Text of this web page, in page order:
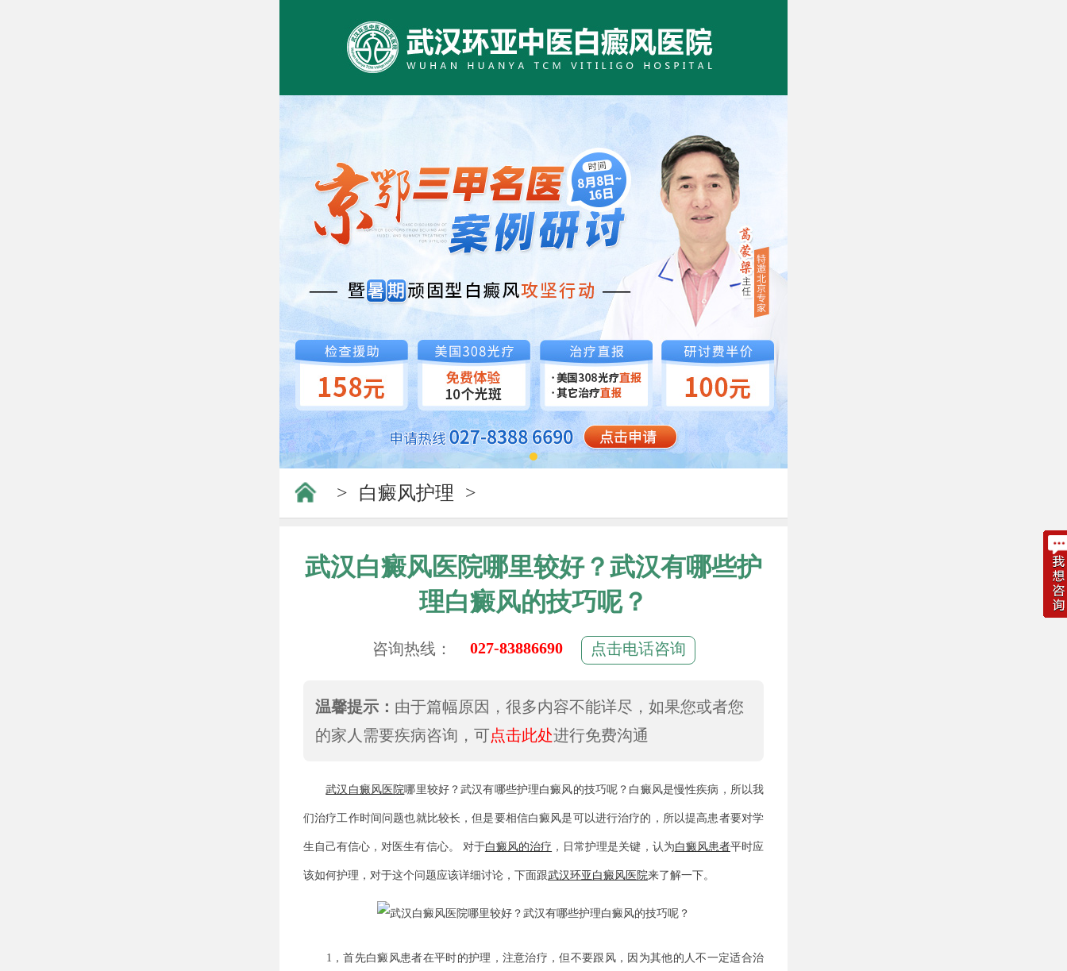
> 白癜风护理 >
武汉白癜风医院哪里较好？武汉有哪些护
理白癜风的技巧呢？
咨询热线： 027-83886690 点击电话咨询
温馨提示： 由于篇幅原因，很多内容不能详尽，如果您或者您
的家人需要疾病咨询，可点击此处进行免费沟通
武汉白癜风医院哪里较好？武汉有哪些护理白癜风的技巧呢？白癜风是慢性疾病，所以我
们治疗工作时间问题也就比较长，但是要相信白癜风是可以进行治疗的，所以提高患者要对学
生自己有信心，对医生有信心。 对于白癜风的治疗 ，日常护理是关键，认为白癜风患者平时应
该如何护理，对于这个问题应该详细讨论，下面跟武汉环亚白癜风医院来了解一下。
1，首先白癜风患者在平时的护理，注意治疗，但不要跟风，因为其他的人不一定适合治